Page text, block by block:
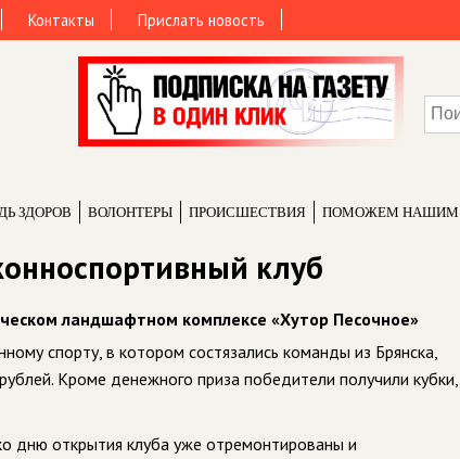
Контакты Прислать новость
ЗДОРОВ ВОЛОНТЕРЫ ПРОИCШЕСТВИЯ ПОМОЖЕМ НАШИМ
клуб
ландшафтном комплексе «Хутор Песочное»
спорту, в котором состязались команды из Брянска,
Кроме денежного приза победители получили кубки,
дню открытия клуба уже отремонтированы и